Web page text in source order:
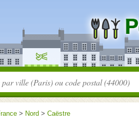
> Nord > Caëstre